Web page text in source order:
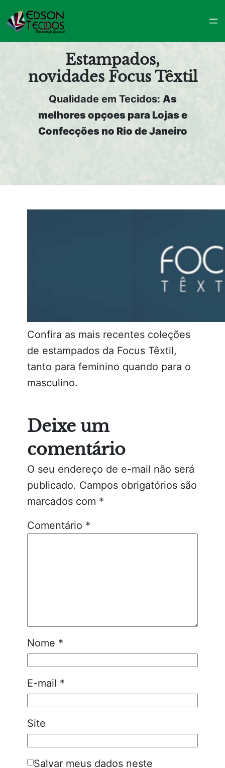
Pular
para
o
Estampados,
novidades Focus Têxtil
Qualidade em Tecidos: As
melhores opçoes para Lojas e
Confecções no Rio de Janeiro
Confira as mais recentes coleções
de estampados da Focus Têxtil,
tanto para feminino quando para o
masculino.
Deixe um
comentário
O seu endereço de e-mail não será
publicado. Campos obrigatórios são
marcados com *
Comentário *
Nome *
E-mail *
Site
Salvar meus dados neste